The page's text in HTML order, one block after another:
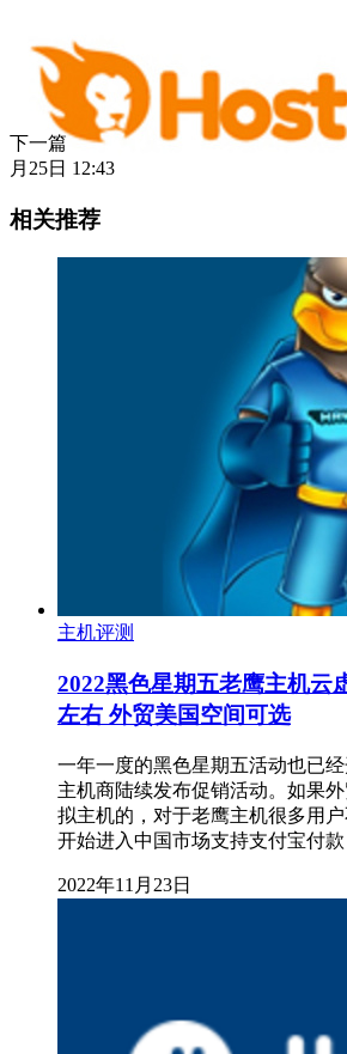
下一篇
月25日 12:43
相关推荐
主机评测
2022黑色星期五老鹰主机云
左右 外贸美国空间可选
一年一度的黑色星期五活动也已
主机商陆续发布促销活动。如果
拟主机的，对于老鹰主机很多用
开始进入中国市场支持支付宝付
2022年11月23日